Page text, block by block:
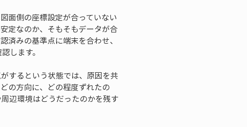
面側の座標設定が合っていない
定なのか、そもそもデータが合
済みの基準点に端末を合わせ、
します。
するという状態では、原因を共
の方向に、どの程度ずれたの
辺環境はどうだったのかを残す